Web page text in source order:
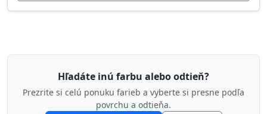
Hľadáte inú farbu alebo odtieň?
Prezrite si celú ponuku farieb a vyberte si presne podľa
povrchu a odtieňa.